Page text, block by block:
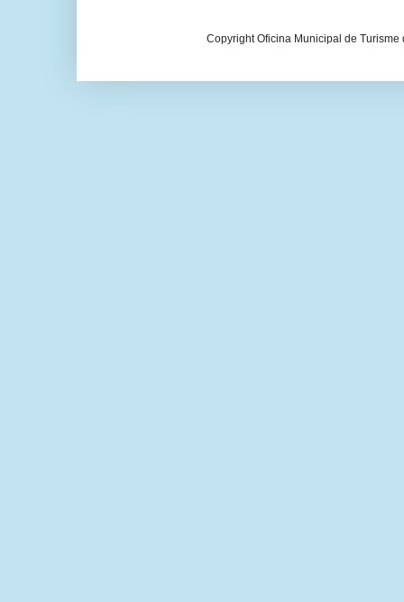
Copyright Oficina Municipal de